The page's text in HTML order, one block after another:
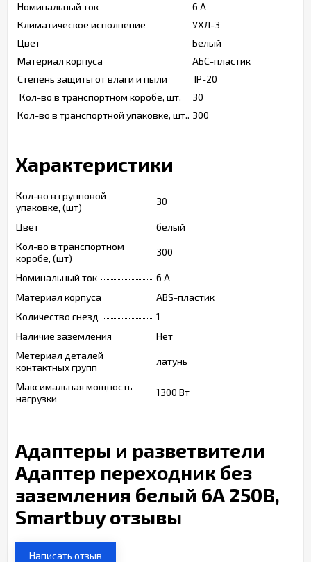
Номинальный ток
6 А
Климатическое исполнение
УХЛ-3
Цвет
Белый
Материал корпуса
АБС-пластик
Степень защиты от влаги и пыли
IP-20
Кол-во в транспортном коробе, шт.
30
Кол-во в транспортной упаковке, шт.. 300
Характеристики
Кол-во в групповой
упаковке, (шт)
30
Цвет
белый
Кол-во в транспортном
коробе, (шт)
300
Номинальный ток
6 A
Материал корпуса
ABS-пластик
Количество гнезд
1
Наличие заземления
Нет
Метериал деталей
контактных групп
латунь
Максимальная мощность
нагрузки
1300 Вт
Адаптеры и разветвители
Адаптер переходник без
заземления белый 6А 250В,
Smartbuy отзывы
Написать отзыв